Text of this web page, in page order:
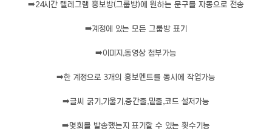
➡️24시간 텔레그램 홍보방(그룹방)에 원하는 문구를 자동으로 전송
➡️계정에 있는 모든 그룹방 표기
➡️이미지,동영상 첨부가능
➡️한 계정으로 3개의 홍보멘트를 동시에 작업가능
➡️글씨 굵기,기울기,중간줄,밑줄,코드 설저가능
➡️몇회를 발송했는지 표기할 수 있는 횟수기능